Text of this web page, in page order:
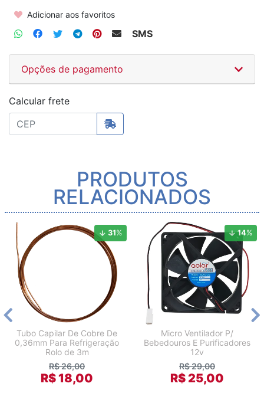
Adicionar aos favoritos
SMS
Opções de pagamento
Calcular frete
PRODUTOS
RELACIONADOS
31%
Tubo Capilar De Cobre De
0,36mm Para Refrigeração
Rolo de 3m
R$ 26,00
R$ 18,00
14%
Micro Ventilador P/
Bebedouros E Purificadores
12v
R$ 29,00
R$ 25,00